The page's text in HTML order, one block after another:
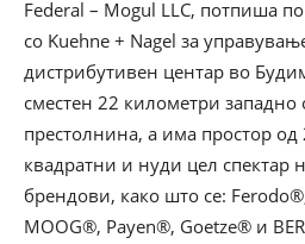
Federal – Mogul LLC, потпиша
со Kuehne + Nagel за
дистрибутивен центар во
сместен 22 километри западно
престолнина, а има простор
квадратни и нуди цел спектар
брендови, како што се:
MOOG®, Payen®, Goetze® и